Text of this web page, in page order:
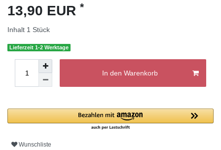
13,90 EUR *
Inhalt 1 Stück
Lieferzeit 1-2 Werktage
In den Warenkorb
Wunschliste